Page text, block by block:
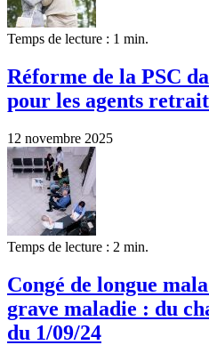
Temps de lecture : 1 min.
Réforme de la PSC
pour les agents
12 novembre 2025
Temps de lecture : 2 min.
Congé de longue
grave maladie : du
du 1/09/24